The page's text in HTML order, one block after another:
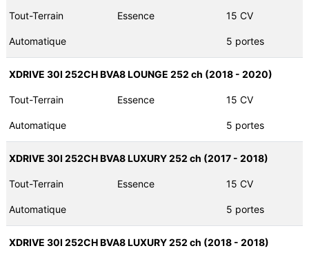
Tout-Terrain Essence 15 CV
Automatique 5 portes
XDRIVE 30I 252CH BVA8 LOUNGE 252 ch (2018 - 2020)
Tout-Terrain Essence 15 CV
Automatique 5 portes
XDRIVE 30I 252CH BVA8 LUXURY 252 ch (2017 - 2018)
Tout-Terrain Essence 15 CV
Automatique 5 portes
XDRIVE 30I 252CH BVA8 LUXURY 252 ch (2018 - 2018)